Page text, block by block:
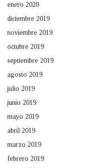
enero 2020
diciembre 2019
noviembre 2019
octubre 2019
septiembre 2019
agosto 2019
julio 2019
junio 2019
mayo 2019
abril 2019
marzo 2019
febrero 2019